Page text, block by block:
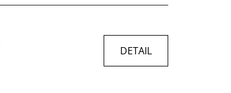
DETAIL